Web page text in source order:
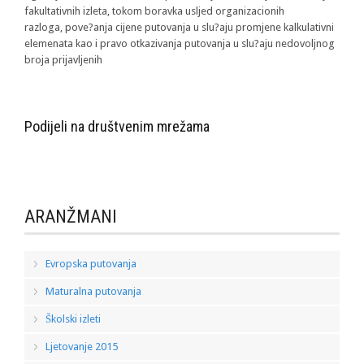
fakultativnih izleta, tokom boravka usljed organizacionih
razloga, pove?anja cijene putovanja u slu?aju promjene kalkulativni
elemenata kao i pravo otkazivanja putovanja u slu?aju nedovoljnog
broja prijavljenih
Podijeli na društvenim mrežama
ARANŽMANI
Evropska putovanja
Maturalna putovanja
Školski izleti
Ljetovanje 2015